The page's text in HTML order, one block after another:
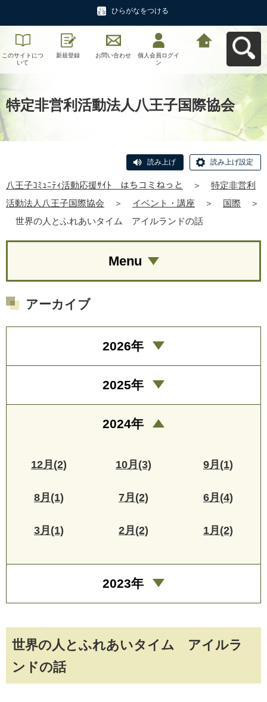
ひらがなをつける
このサイトにつ
いて
新規登録 お問い合わせ
個人会員ログイ
ン
特定非営利活動法人八王子国際協会
読み上げ 読み上げ設定
八王子ｺﾐｭﾆﾃｨ活動応援ｻｲﾄ はちコミねっと ＞
特定非営利
活動法人八王子国際協会
＞ イベント・講座 ＞ 国際
＞
世界の人とふれあいタイム アイルランドの話
世界の人とふれあいタイム アイルラ
ンドの話
Menu
アーカイブ
2026年
2025年
2024年
12月(2) 10月(3) 9月(1)
8月(1) 7月(2) 6月(4)
3月(1) 2月(2) 1月(2)
2023年